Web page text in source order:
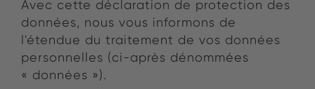
Avec cette déclaration de protection des
données, nous vous informons de
l'étendue du traitement de vos données
personnelles (ci-après dénommées
« données »).